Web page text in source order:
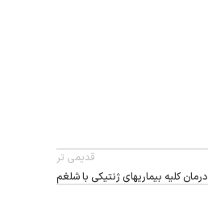
قدیمی تر
درمان کلیه بیماریهای ژنتیکی با شلغم